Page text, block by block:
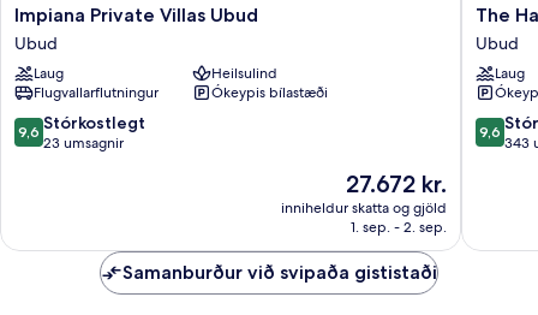
Impiana
Private
Villas
Ubud
Ubud
Impiana Private Villas Ubud
Ubud
Laug
Heilsulind
Flugvallarflutningur
Ókeypis bílastæði
9.6
af
9,6 Stórkostlegt
23 umsagnir
Verðið
er
27.672 kr.
27.672 kr.
inniheldur skatta og gjöld
1. sep. - 2. sep.
The
Hava
Ubud
A
Pramana
Ubud
The
Ubud
Laug
9.6
af
9,6
343
Samanburður við svipaða gististaði